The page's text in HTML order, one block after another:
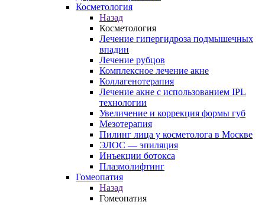
Косметология
Назад
Косметология
Лечение гипергидроза подмышечных
впадин
Лечение рубцов
Комплексное лечение акне
Коллагенотерапия
Лечение акне с использованием IPL
технологии
Увеличение и коррекция формы губ
Мезотерапия
Пилинг лица у косметолога в Москве
ЭЛОС — эпиляция
Инъекции ботокса
Плазмолифтинг
Гомеопатия
Назад
Гомеопатия